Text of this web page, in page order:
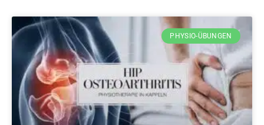
PHYSIO-ÜBUNGEN